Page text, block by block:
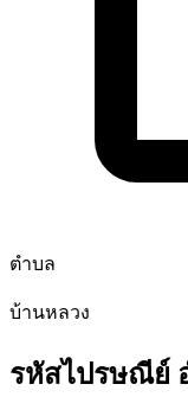
ตำบล
บ้านหลวง
รหัสไปรษณีย์